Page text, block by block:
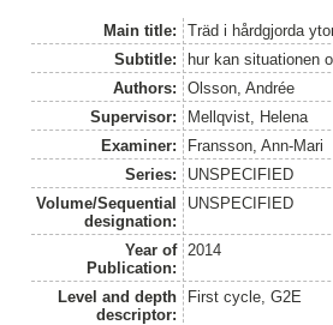
Main title:
Träd i hårdgjorda
Subtitle:
hur kan situationen
Authors:
Olsson, Andrée
Supervisor:
Mellqvist, Helena
Examiner:
Fransson, Ann-Mari
Series:
UNSPECIFIED
Volume/Sequential
designation:
UNSPECIFIED
Year of
Publication:
2014
Level and depth
descriptor:
First cycle, G2E